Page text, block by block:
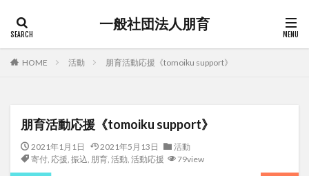
一般社団法人朋育
HOME 活動 朋育活動応援《tomoiku support》
朋育活動応援《tomoiku support》
2021年1月1日 2021年5月13日
活動
寄付, 応援, 振込, 朋育, 活動, 活動応援 79view